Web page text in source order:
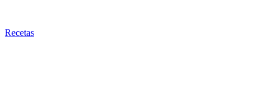
Recetas